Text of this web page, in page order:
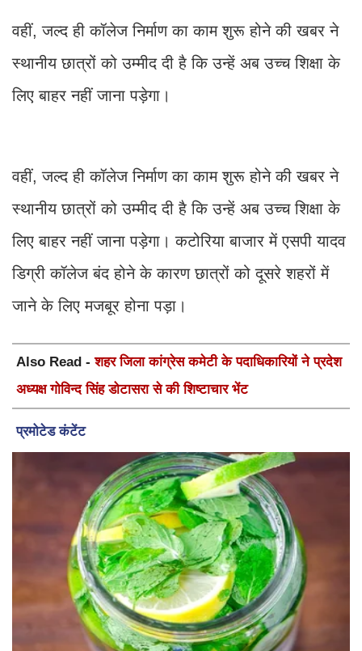
वहीं, जल्द ही कॉलेज निर्माण का काम शुरू होने की खबर ने
स्थानीय छात्रों को उम्मीद दी है कि उन्हें अब उच्च शिक्षा के
लिए बाहर नहीं जाना पड़ेगा।
वहीं, जल्द ही कॉलेज निर्माण का काम शुरू होने की खबर ने
स्थानीय छात्रों को उम्मीद दी है कि उन्हें अब उच्च शिक्षा के
लिए बाहर नहीं जाना पड़ेगा। कटोरिया बाजार में एसपी यादव
डिग्री कॉलेज बंद होने के कारण छात्रों को दूसरे शहरों में
जाने के लिए मजबूर होना पड़ा।
Also Read -शहर जिला कांग्रेस कमेटी के पदाधिकारियों ने प्रदेश
अध्यक्ष गोविन्द सिंह डोटासरा से की शिष्टाचार भेंट